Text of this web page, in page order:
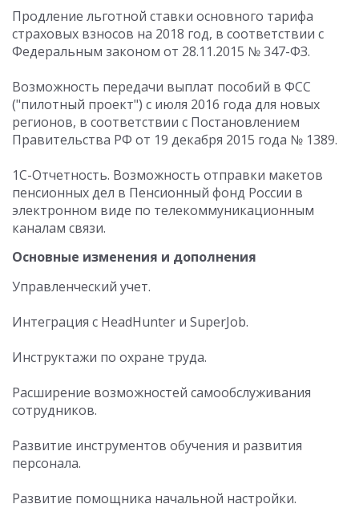
Продление льготной ставки основного тарифа
страховых взносов на 2018 год, в соответствии с
Федеральным законом от 28.11.2015 № 347-ФЗ.
Возможность передачи выплат пособий в ФСС
("пилотный проект") с июля 2016 года для новых
регионов, в соответствии с Постановлением
Правительства РФ от 19 декабря 2015 года № 1389.
1С-Отчетность. Возможность отправки макетов
пенсионных дел в Пенсионный фонд России в
электронном виде по телекоммуникационным
каналам связи.
Основные изменения и дополнения
Управленческий учет.
Интеграция с HeadHunter и SuperJob.
Инструктажи по охране труда.
Расширение возможностей самообслуживания
сотрудников.
Развитие инструментов обучения и развития
персонала.
Развитие помощника начальной настройки.